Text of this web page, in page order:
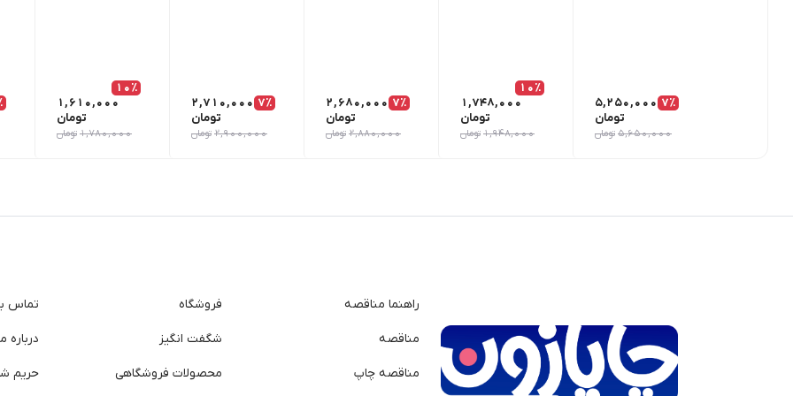
7٪ 5,250,000
تومان
5,650,000 تومان
10٪
1,748,000
تومان
1,948,000 تومان
7٪ 2,680,000
تومان
2,880,000 تومان
7٪ 2,710,000
تومان
2,900,000 تومان
10٪
1,610,000
تومان
1,780,000 تومان
راهنما مناقصه
مناقصه
مناقصه چاپ
فروشگاه
شگفت انگیز
محصولات فروشگاهی
تماس
درباره
حریم